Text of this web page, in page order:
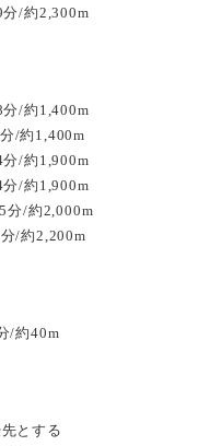
2,300m
/約1,400m
約1,400m
1,900m
/約1,900m
/約2,000m
/約2,200m
/約40m
とする